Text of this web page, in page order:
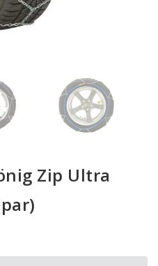
Zip Ultra